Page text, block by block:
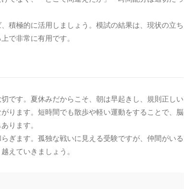
積極的に活用しましょう。模試の結果は、現状の立ち
で非常に有用です。
です。夏休みだからこそ、朝は早起きし、規則正しい
ります。短時間でも散歩や軽い運動をすることで、脳
ります。
ぎます。孤独な戦いに見える受験ですが、仲間がいる
えていきましょう。